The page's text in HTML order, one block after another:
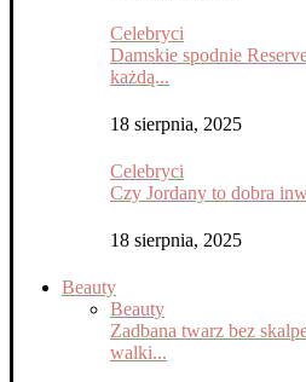
Celebryci
Damskie spodnie
każdą...
18 sierpnia, 2025
Celebryci
Czy Jordany to dobra
18 sierpnia, 2025
Beauty
Beauty
Zadbana twarz bez
walki...